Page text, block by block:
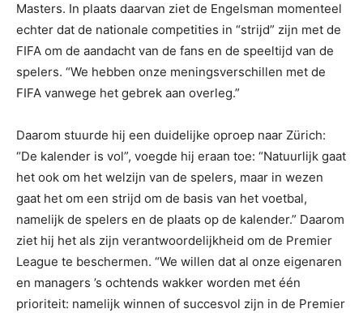
Masters. In plaats daarvan ziet de Engelsman momenteel
echter dat de nationale competities in “strijd” zijn met de
FIFA om de aandacht van de fans en de speeltijd van de
spelers. “We hebben onze meningsverschillen met de
FIFA vanwege het gebrek aan overleg.”
Daarom stuurde hij een duidelijke oproep naar Zürich:
“De kalender is vol”, voegde hij eraan toe: “Natuurlijk gaat
het ook om het welzijn van de spelers, maar in wezen
gaat het om een strijd om de basis van het voetbal,
namelijk de spelers en de plaats op de kalender.” Daarom
ziet hij het als zijn verantwoordelijkheid om de Premier
League te beschermen. “We willen dat al onze eigenaren
en managers ’s ochtends wakker worden met één
prioriteit: namelijk winnen of succesvol zijn in de Premier